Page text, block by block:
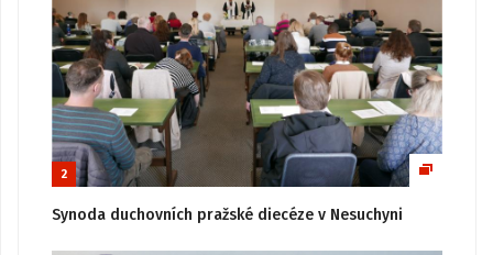
2
Synoda duchovních pražské diecéze v Nesuchyni